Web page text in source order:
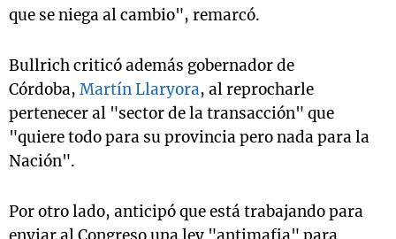
que se niega al cambio", remarcó.
Bullrich criticó además gobernador de
Córdoba, Martín Llaryora, al reprocharle
pertenecer al "sector de la transacción" que
"quiere todo para su provincia pero nada para la
Nación".
Por otro lado, anticipó que está trabajando para